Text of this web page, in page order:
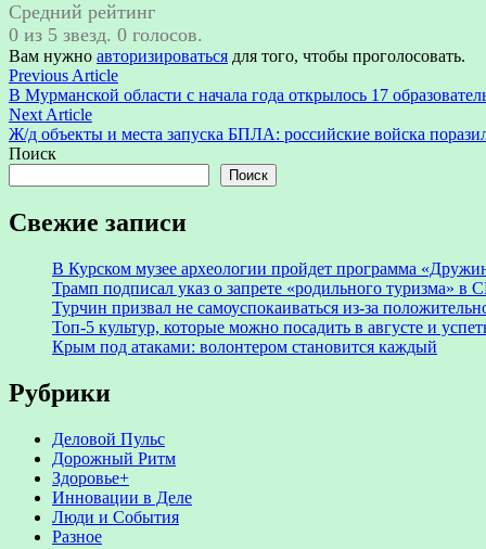
Средний рейтинг
0 из 5 звезд. 0 голосов.
Вам нужно авторизироваться для того, чтобы проголосовать.
Навигация
по
записям
Previous ArticlePrevious
article:
В Мурманской области с начала года открылось 17
Next ArticleNext
article:
Ж/д объекты и места запуска БПЛА: российские войска
Поиск
Поиск
Свежие записи
В Курском музее археологии пройдет программа
Трамп подписал указ о запрете «родильного туризма»
Турчин призвал не самоуспокаиваться из-за
Топ-5 культур, которые можно посадить в августе и
Крым под атаками: волонтером становится каждый
Рубрики
Деловой Пульс
Дорожный Ритм
Здоровье+
Инновации в Деле
Люди и События
Разное